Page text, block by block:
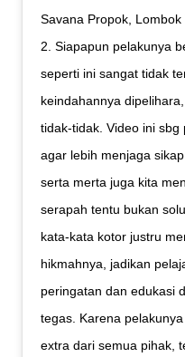
Savana Propok,
2. Siapapun pelakunya
seperti ini sangat tidak
keindahannya
tidak-tidak. Video ini
agar lebih menjaga
serta merta juga kita
serapah tentu bukan
kata-kata kotor justru
hikmahnya, jadikan
peringatan dan edukasi
tegas. Karena
extra dari semua pihak,